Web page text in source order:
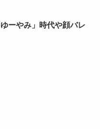
ーやみ」時代や顔バレ